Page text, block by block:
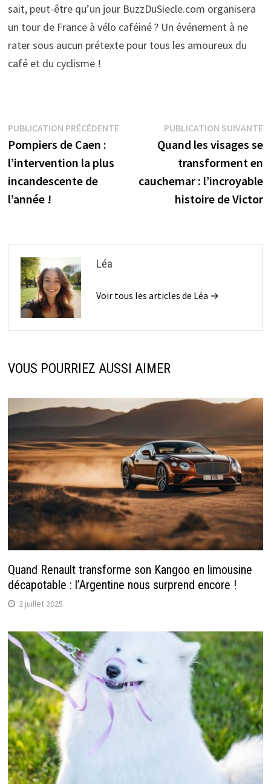
sait, peut-être qu’un jour BuzzDuSiecle.com organisera
un tour de France à vélo caféiné ? Un événement à ne
rater sous aucun prétexte pour tous les amoureux du
café et du cyclisme !
Navigation
de
l’article
PUBLICATION PRÉCÉDENTEPublication
précédente :
Pompiers de Caen :
l’intervention la plus
incandescente de
l’année !
PUBLICATION SUIVANTE
Quand les visages se
transforment en
cauchemar : l’incroyable
histoire de Victor
Léa
Voir tous les articles de Léa →
VOUS POURRIEZ AUSSI AIMER
Quand Renault transforme son Kangoo en limousine
décapotable : l’Argentine nous surprend encore !
2 juillet 2025